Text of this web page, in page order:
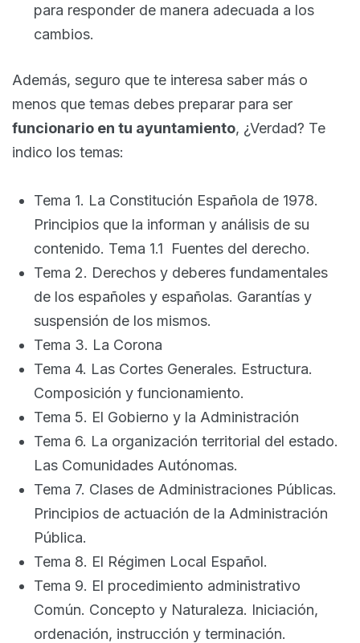
para responder de manera adecuada a los
cambios.
Además, seguro que te interesa saber más o
menos que temas debes preparar para ser
funcionario en tu ayuntamiento, ¿Verdad? Te
indico los temas:
Tema 1. La Constitución Española de 1978.
Principios que la informan y análisis de su
contenido. Tema 1.1 Fuentes del derecho.
Tema 2. Derechos y deberes fundamentales
de los españoles y españolas. Garantías y
suspensión de los mismos.
Tema 3. La Corona
Tema 4. Las Cortes Generales. Estructura.
Composición y funcionamiento.
Tema 5. El Gobierno y la Administración
Tema 6. La organización territorial del estado.
Las Comunidades Autónomas.
Tema 7. Clases de Administraciones Públicas.
Principios de actuación de la Administración
Pública.
Tema 8. El Régimen Local Español.
Tema 9. El procedimiento administrativo
Común. Concepto y Naturaleza. Iniciación,
ordenación, instrucción y terminación.